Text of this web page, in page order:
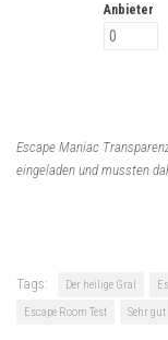
Anbieter
Escape Maniac
eingeladen und mussten
Tags: Der heilige Gral
Escape Room Test
Sehr gut